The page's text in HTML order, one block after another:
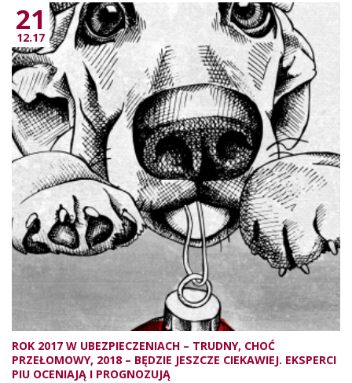
21
12.17
ROK 2017 W UBEZPIECZENIACH – TRUDNY, CHOĆ
PRZEŁOMOWY, 2018 – BĘDZIE JESZCZE CIEKAWIEJ. EKSPERCI
PIU OCENIAJĄ I PROGNOZUJĄ